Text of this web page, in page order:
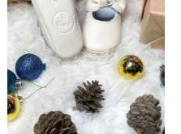
ALIŞVERIŞ LISTESINE EKLE
JEEYMI BABY
Beyaz Dani İsimli Bebek
Ayakkabısı